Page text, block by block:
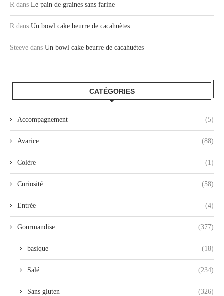
R dans Le pain de graines sans farine
R dans Un bowl cake beurre de cacahuètes
Steeve dans Un bowl cake beurre de cacahuètes
CATÉGORIES
Accompagnement (5)
Avarice (88)
Colère (1)
Curiosité (58)
Entrée (4)
Gourmandise (377)
basique (18)
Salé (234)
Sans gluten (326)